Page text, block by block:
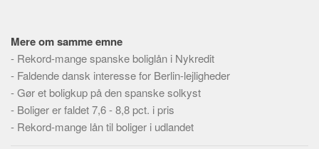
Personer
Steder
Kilder
Om
Webstedet
Mere om samme emne
- Rekord-mange spanske boliglån i Nykredit
- Faldende dansk interesse for Berlin-lejligheder
-Gør et boligkup på den spanske solkyst
- Boliger er faldet 7,6 - 8,8 pct. i pris
- Rekord-mange lån til boliger i udlandet